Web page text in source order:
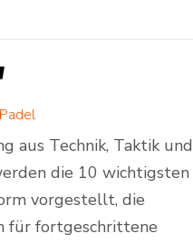
aus Technik, Taktik und
die 10 wichtigsten
vorgestellt, die
für fortgeschrittene